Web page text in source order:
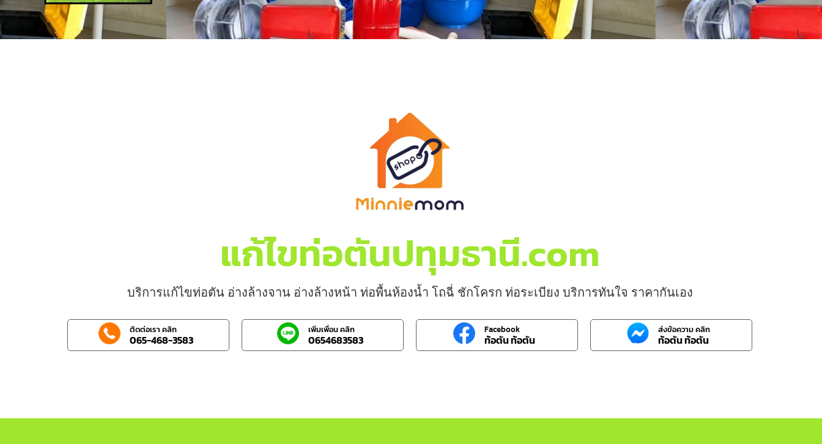
แก้ไขท่อตันปทุมธานี.com
บริการแก้ไขท่อตัน อ่างล้างจาน อ่างล้างหน้า ท่อพื้นห้องน้ำ โถฉี่ ชักโครก ท่อระเบียง บริการทันใจ ราคากันเอง
ติดต่อเรา คลิก
065-468-3583
เพิ่มเพื่อน คลิก
0654683583
Facebook
ท้อตัน ท้อตัน
ส่งข้อความ คลิก
ท้อตัน ท้อตัน